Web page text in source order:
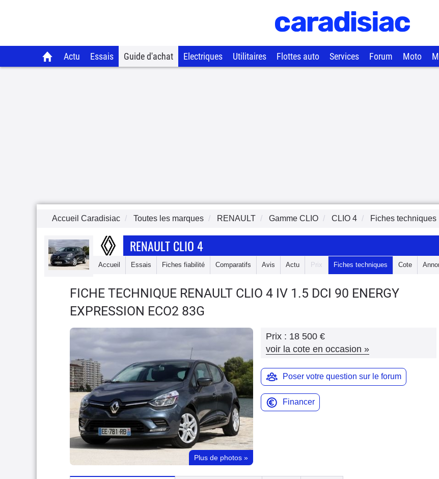
Actu Essais Guide d'achat Electriques Utilitaires Flottes auto Services Forum Moto
Accueil Caradisiac Toutes les marques RENAULT Gamme CLIO CLIO 4 Fiches techniques
RENAULT CLIO 4
Accueil Essais Fiches fiabilité Comparatifs Avis Actu Prix Fiches techniques Cote
FICHE TECHNIQUE RENAULT CLIO 4 IV 1.5 DCI 90 ENERGY
EXPRESSION ECO2 83G
Plus de photos »
Prix : 18 500 €
voir la cote en occasion »
Poser votre question sur le forum
Financer